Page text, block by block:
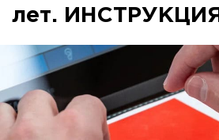
лет. ИНСТРУКЦИЯ